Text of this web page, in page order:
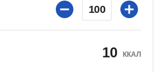
100
10 ККАЛ